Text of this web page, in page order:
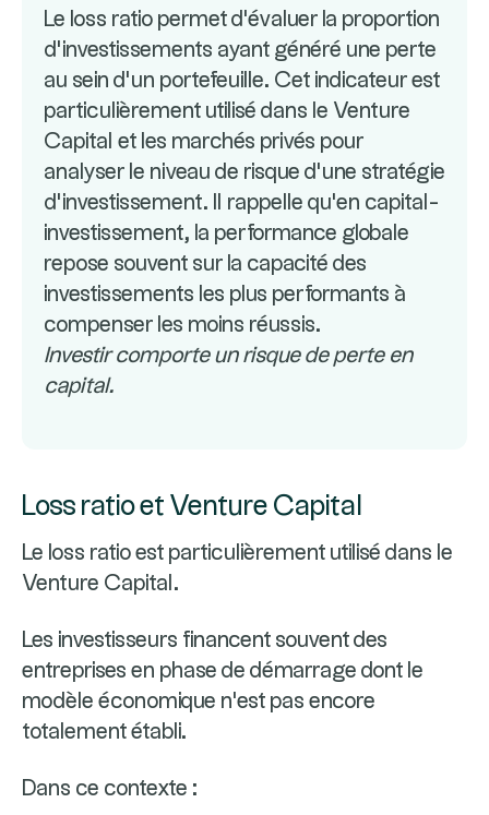
Le loss ratio permet d'évaluer la proportion
d'investissements ayant généré une perte
au sein d'un portefeuille. Cet indicateur est
particulièrement utilisé dans le Venture
Capital et les marchés privés pour
analyser le niveau de risque d'une stratégie
d'investissement. Il rappelle qu'en capital-
investissement, la performance globale
repose souvent sur la capacité des
investissements les plus performants à
compenser les moins réussis.
Investir comporte un risque de perte en
capital.
Loss ratio et Venture Capital
Le loss ratio est particulièrement utilisé dans le
Venture Capital.
Les investisseurs financent souvent des
entreprises en phase de démarrage dont le
modèle économique n'est pas encore
totalement établi.
Dans ce contexte :